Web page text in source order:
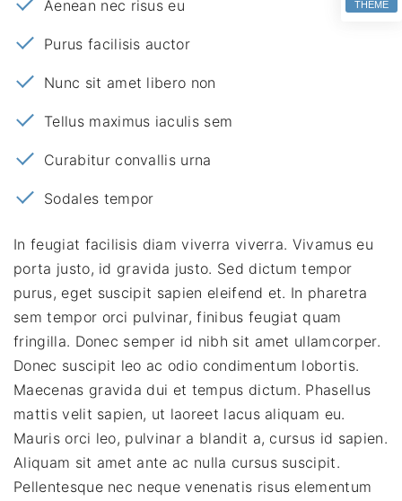
Aenean nec risus eu
Purus facilisis auctor
Nunc sit amet libero non
Tellus maximus iaculis sem
Curabitur convallis urna
Sodales tempor
In feugiat facilisis diam viverra viverra. Vivamus eu
porta justo, id gravida justo. Sed dictum tempor
purus, eget suscipit sapien eleifend et. In pharetra
sem tempor orci pulvinar, finibus feugiat quam
fringilla. Donec semper id nibh sit amet ullamcorper.
Donec suscipit leo ac odio condimentum lobortis.
Maecenas gravida dui et tempus dictum. Phasellus
mattis velit sapien, ut laoreet lacus aliquam eu.
Mauris orci leo, pulvinar a blandit a, cursus id sapien.
Aliquam sit amet ante ac nulla cursus suscipit.
Pellentesque nec neque venenatis risus elementum
THEME